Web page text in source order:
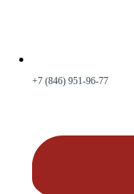
+7 (846) 951-96-77